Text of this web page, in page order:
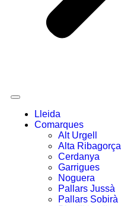
Lleida
Comarques
Alt Urgell
Alta Ribagorça
Cerdanya
Garrigues
Noguera
Pallars Jussà
Pallars Sobirà